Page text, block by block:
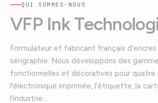
QUI SOMMES-NOUS
VFP Ink
Formulateur et fabricant français
sérigraphie. Nous développons des
fonctionnelles et décoratives pour quatre
l'électronique imprimée, l'étiquette, la
l'industrie.